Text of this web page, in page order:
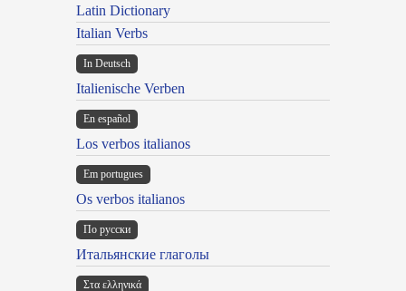
Latin Dictionary
Italian Verbs
In Deutsch
Italienische Verben
En español
Los verbos italianos
Em portugues
Os verbos italianos
По русски
Итальянские глаголы
Στα ελληνικά